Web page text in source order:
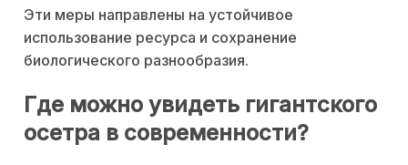
Эти меры направлены на устойчивое
использование ресурса и сохранение
биологического разнообразия.
Где можно увидеть гигантского
осетра в современности?